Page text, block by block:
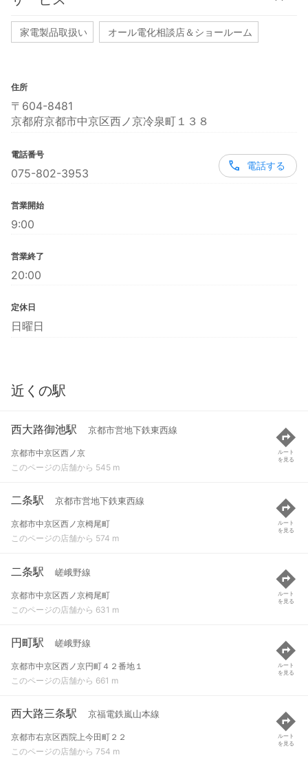
家電製品取扱い オール電化相談店＆ショールーム
住所
〒604-8481
京都府京都市中京区西ノ京冷泉町１３８
電話番号
075-802-3953
電話する
営業開始
9:00
営業終了
20:00
定休日
日曜日
近くの駅
西大路御池駅 京都市営地下鉄東西線
京都市中京区西ノ京
このページの店舗から 545 m
ルート
を見る
二条駅 京都市営地下鉄東西線
京都市中京区西ノ京栂尾町
このページの店舗から 574 m
ルート
を見る
二条駅 嵯峨野線
京都市中京区西ノ京栂尾町
このページの店舗から 631 m
ルート
を見る
円町駅 嵯峨野線
京都市中京区西ノ京円町４２番地１
このページの店舗から 661 m
ルート
を見る
西大路三条駅 京福電鉄嵐山本線
京都市右京区西院上今田町２２
このページの店舗から 754 m
ルート
を見る